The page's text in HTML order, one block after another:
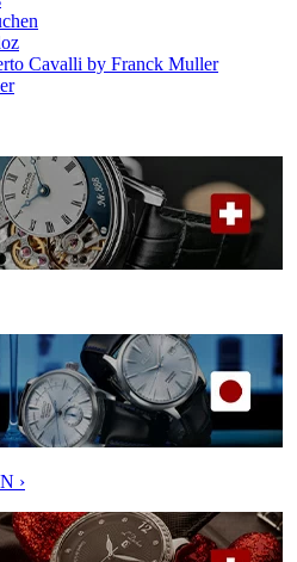
Cavalli by Franck Muller
›